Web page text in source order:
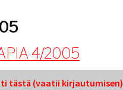
4/2005
tästä (vaatii kir­jau­tu­misen)